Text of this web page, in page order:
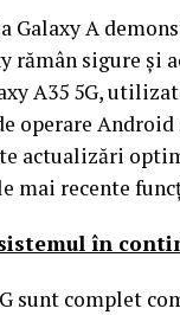
A
rămân sigure și
A35 5G,
operare Android
actualizări
mai recente
în
sunt complet